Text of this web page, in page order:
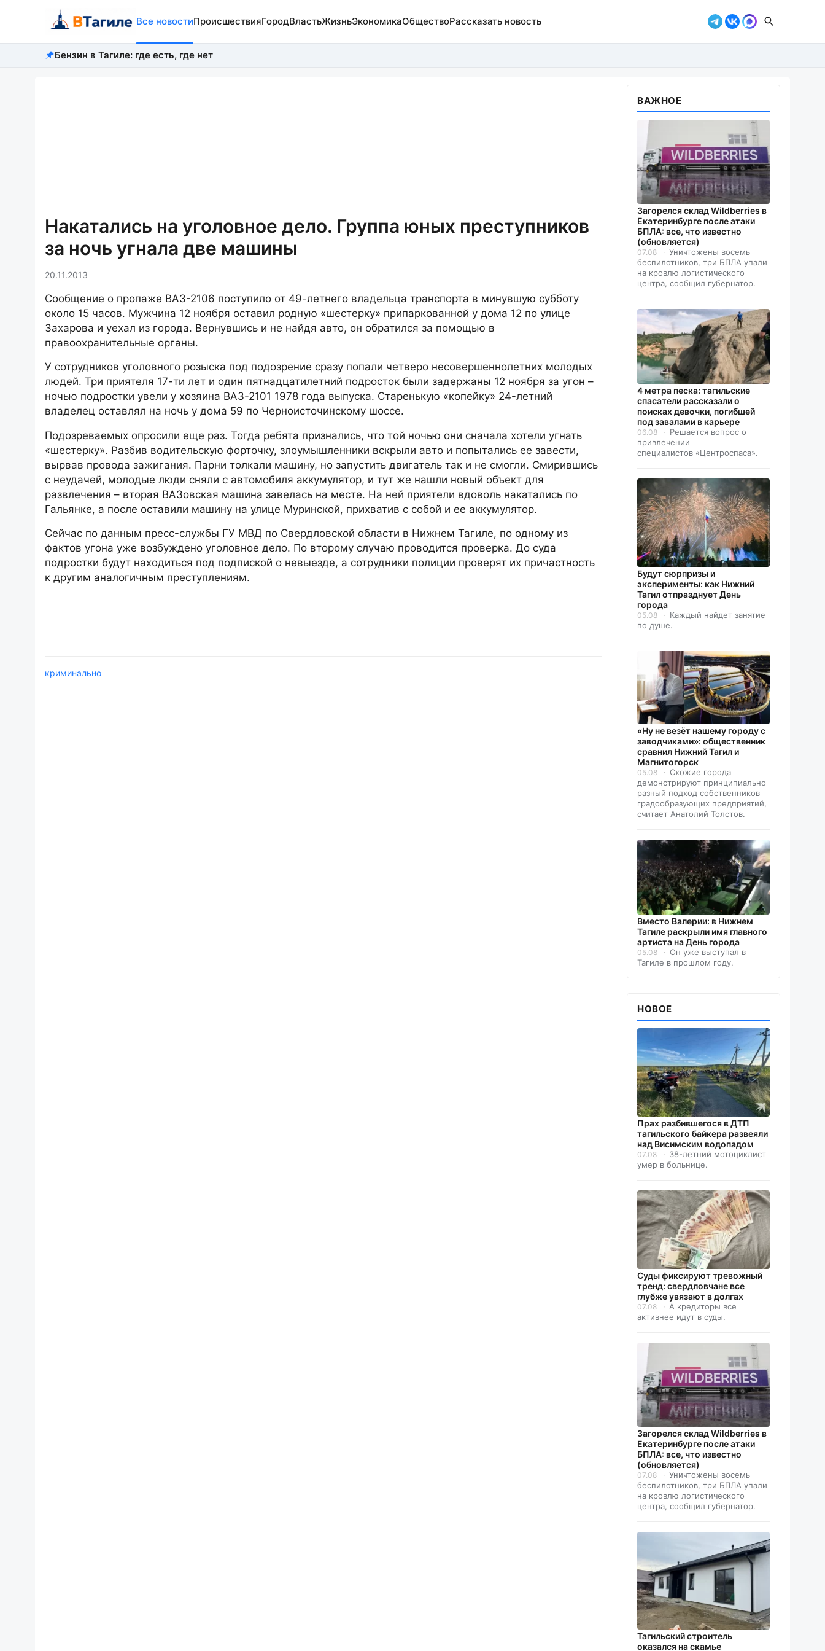
Все новостиПроисшествияГородВластьЖизньЭкономикаОбществоРассказать новость
Бензин в Тагиле: где есть, где нет
Накатались на уголовное дело. Группа юных преступников
за ночь угнала две машины
20.11.2013
Сообщение о пропаже ВАЗ-2106 поступило от 49-летнего владельца транспорта в минувшую субботу
около 15 часов. Мужчина 12 ноября оставил родную «шестерку» припаркованной у дома 12 по улице
Захарова и уехал из города. Вернувшись и не найдя авто, он обратился за помощью в
правоохранительные органы.
У сотрудников уголовного розыска под подозрение сразу попали четверо несовершеннолетних молодых
людей. Три приятеля 17-ти лет и один пятнадцатилетний подросток были задержаны 12 ноября за угон –
ночью подростки увели у хозяина ВАЗ-2101 1978 года выпуска. Старенькую «копейку» 24-летний
владелец оставлял на ночь у дома 59 по Черноисточинскому шоссе.
Подозреваемых опросили еще раз. Тогда ребята признались, что той ночью они сначала хотели угнать
«шестерку». Разбив водительскую форточку, злоумышленники вскрыли авто и попытались ее завести,
вырвав провода зажигания. Парни толкали машину, но запустить двигатель так и не смогли. Смирившись
с неудачей, молодые люди сняли с автомобиля аккумулятор, и тут же нашли новый объект для
развлечения – вторая ВАЗовская машина завелась на месте. На ней приятели вдоволь накатались по
Гальянке, а после оставили машину на улице Муринской, прихватив с собой и ее аккумулятор.
Сейчас по данным пресс-службы ГУ МВД по Свердловской области в Нижнем Тагиле, по одному из
фактов угона уже возбуждено уголовное дело. По второму случаю проводится проверка. До суда
подростки будут находиться под подпиской о невыезде, а сотрудники полиции проверят их причастность
к другим аналогичным преступлениям.
криминально
ВАЖНОЕ
Загорелся склад Wildberries в
Екатеринбурге после атаки
БПЛА: все, что известно
(обновляется)
07.08
Уничтожены восемь
беспилотников, три БПЛА упали
на кровлю логистического
центра, сообщил губернатор.
4 метра песка: тагильские
спасатели рассказали о
поисках девочки, погибшей
под завалами в карьере
06.08
Решается вопрос о
привлечении
специалистов «Центроспаса».
Будут сюрпризы и
эксперименты: как Нижний
Тагил отпразднует День
города
05.08
Каждый найдет занятие
по душе.
«Ну не везёт нашему городу с
заводчиками»: общественник
сравнил Нижний Тагил и
Магнитогорск
05.08
Схожие города
демонстрируют принципиально
разный подход собственников
градообразующих предприятий,
считает Анатолий Толстов.
Вместо Валерии: в Нижнем
Тагиле раскрыли имя главного
артиста на День города
05.08
Он уже выступал в
Тагиле в прошлом году.
НОВОЕ
Прах разбившегося в ДТП
тагильского байкера развеяли
над Висимским водопадом
07.08
38-летний мотоциклист
умер в больнице.
Суды фиксируют тревожный
тренд: свердловчане все
глубже увязают в долгах
07.08
А кредиторы все
активнее идут в суды.
Загорелся склад Wildberries в
Екатеринбурге после атаки
БПЛА: все, что известно
(обновляется)
07.08
Уничтожены восемь
беспилотников, три БПЛА упали
на кровлю логистического
центра, сообщил губернатор.
Тагильский строитель
оказался на скамье